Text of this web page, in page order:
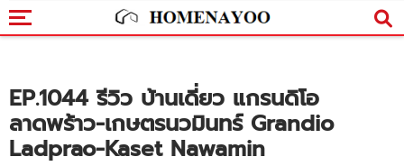
EP.1044 รีวิว บ้านเดี่ยว แกรนดิโอ
ลาดพร้าว-เกษตรนวมินทร์ Grandio
Ladprao-Kaset Nawamin